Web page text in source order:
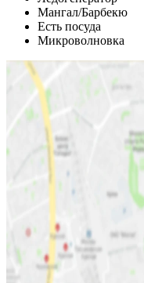
Мангал/Барбекю
Есть посуда
Микроволновка